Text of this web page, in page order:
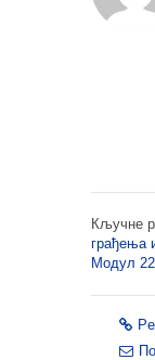
Кључне
грађења
Модул 22